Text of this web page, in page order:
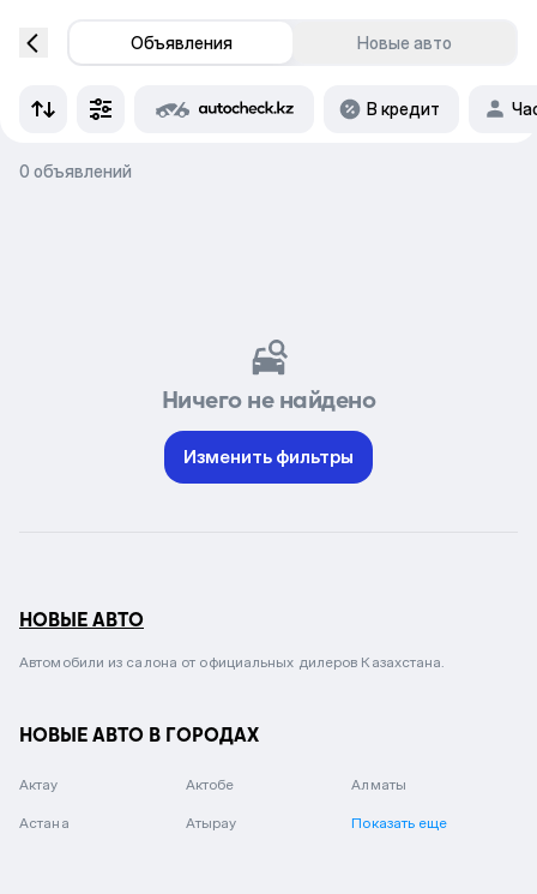
Объявления Новые авто
В кредит
0 объявлений
Ничего не найдено
Изменить фильтры
НОВЫЕ АВТО
Автомобили из салона от официальных дилеров Казахстана.
НОВЫЕ АВТО В ГОРОДАХ
Актау Актобе Алматы
Астана Атырау Показать еще